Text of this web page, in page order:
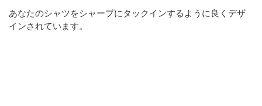
あなたのシャツをシャープにタックインするように良くデザ
インされています。